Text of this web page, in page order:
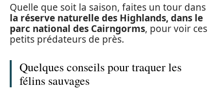
Quelle que soit la saison, faites un tour dans
la réserve naturelle des Highlands, dans le
parc national des Cairngorms, pour voir ces
petits prédateurs de près.
Quelques conseils pour traquer les
félins sauvages